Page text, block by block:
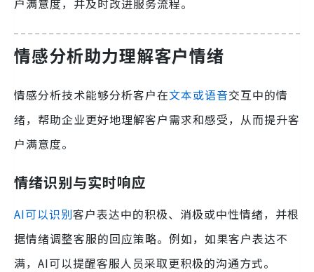
户满意度，并及时改进服务流程。
情感分析助力理解客户情绪
情感分析技术能够分析客户在文本或语音交互中的情
绪，帮助企业更好地理解客户需求和感受，从而提升客
户满意度。
情绪识别与实时响应
AI可以识别客户表达中的积极、消极或中性情绪，并根
据情绪调整客服的回应策略。例如，如果客户表达不
满，AI可以提醒客服人员采取更积极的沟通方式。